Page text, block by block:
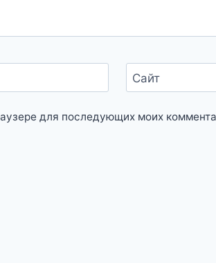
Сайт
для последующих моих